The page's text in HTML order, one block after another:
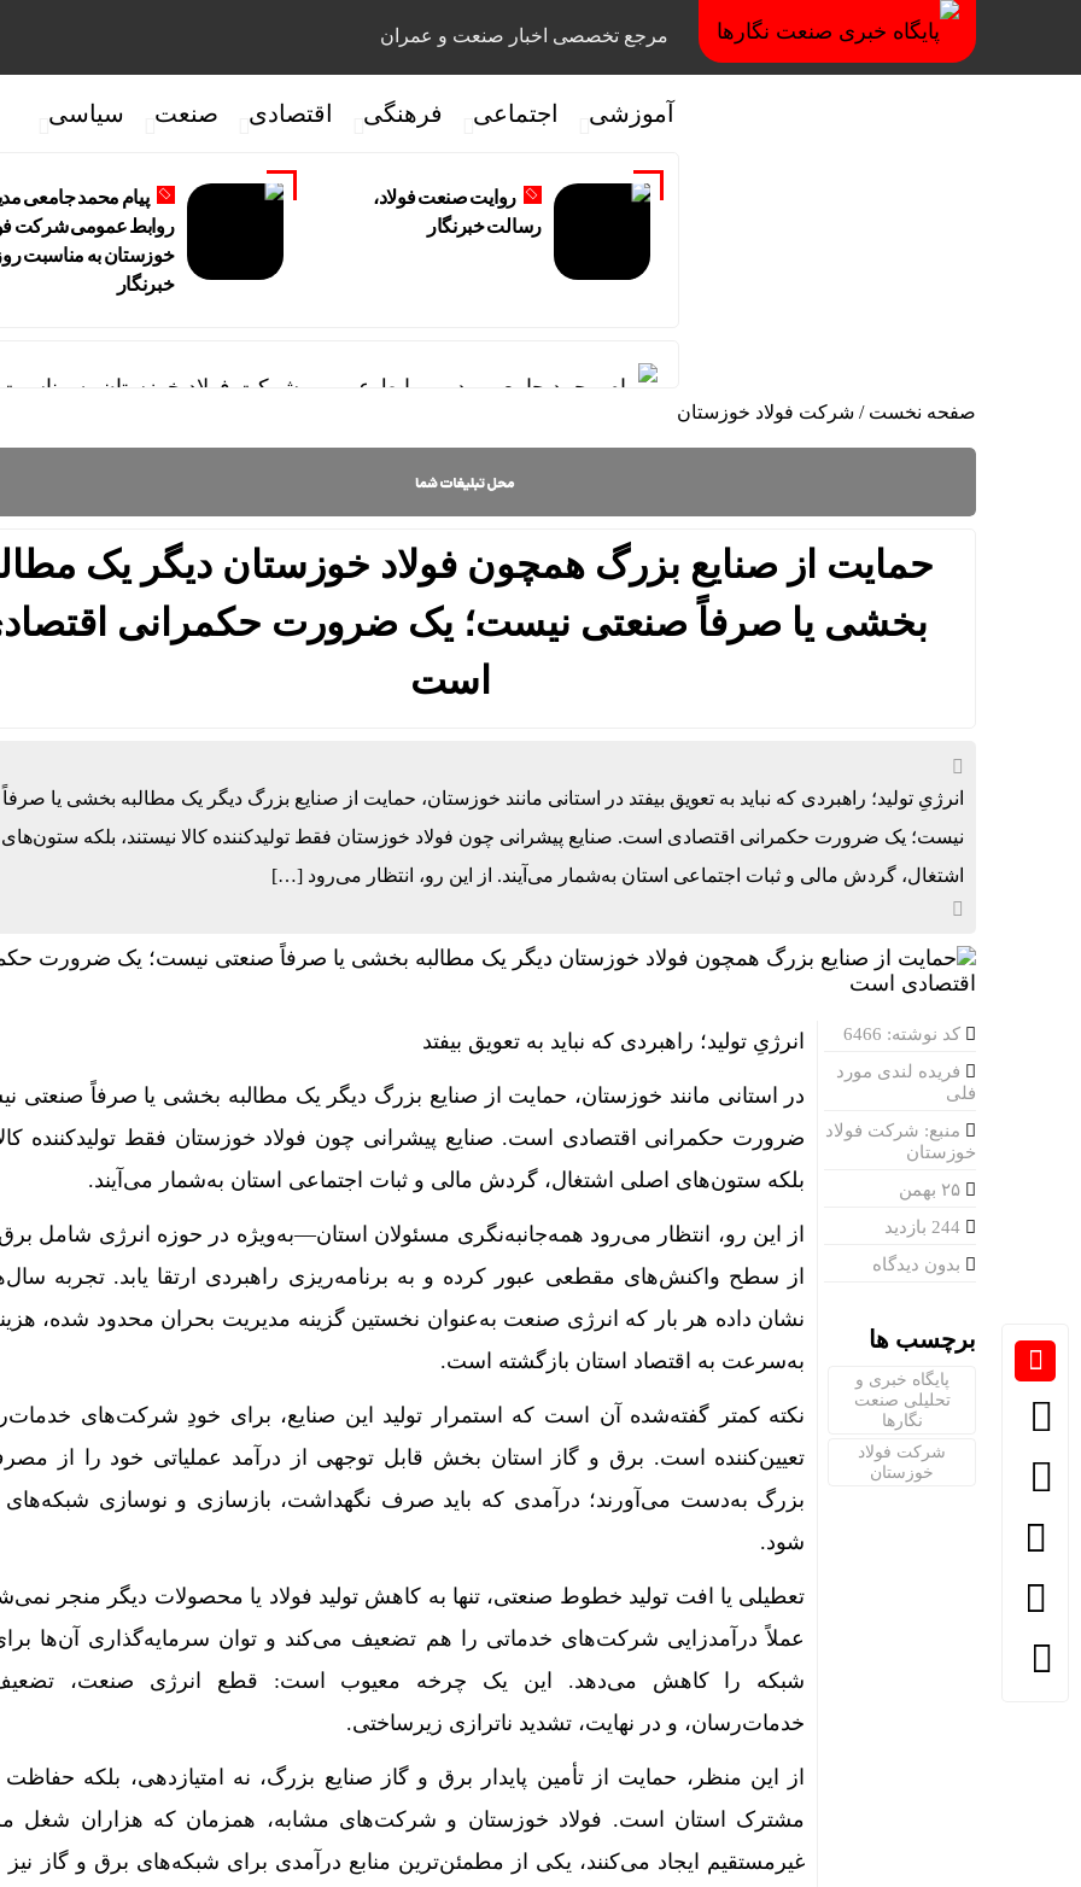
مرجع تخصصی اخبار صنعت و عمران
آموزشی اجتماعی فرهنگی اقتصادی صنعت سیاسی
روایت صنعت فولاد،‌
رسالت خبرنگار
پیام محمد جامعی
روابط عمومی شرکت
خوزستان به مناسبت
خبرنگار
پیام محمد جامعی مدیر روابط عمومی شرکت فولاد خوزستان به مناسبت
قائم مقام مدیرعامل در امور اداری و مالی فولاد خوزستان از موکب
تاب آوری، وجه تمایز تازه پتروشیمی مارون
مارون؛ وقتی مدیریت، از پشت میز عبور می‌کند و به خط تولید می‌رسد
علی صفی خانی سرپرست مدیریت عملیات نفت و گاز مارون شد
صفحه نخست / شرکت فولاد خوزستان
حمایت از صنایع بزرگ همچون فولاد خوزستان دیگر یک
بخشی یا صرفاً صنعتی نیست؛ یک ضرورت حکمرانی
است
انرژیِ تولید؛ راهبردی که نباید به تعویق بیفتد در استانی مانند خوزستان، حمایت از صنایع بزرگ دیگر یک مطالبه بخشی یا
نیست؛ یک ضرورت حکمرانی اقتصادی است. صنایع پیشرانی چون فولاد خوزستان فقط تولیدکننده کالا نیستند، بلکه
اشتغال، گردش مالی و ثبات اجتماعی استان به‌شمار می‌آیند. از این رو، انتظار می‌رود […]
کد نوشته: 6466
فریده لندی مورد
فلی
منبع: شرکت فولاد
خوزستان
بدون دیدگاه
برچسب ها
پایگاه خبری و
تحلیلی صنعت
نگارها
شرکت فولاد
خوزستان
انرژیِ تولید؛ راهبردی که نباید به تعویق بیفتد
در استانی مانند خوزستان، حمایت از صنایع بزرگ دیگر یک مطالبه بخشی یا صرفاً صنعتی
ضرورت حکمرانی اقتصادی است. صنایع پیشرانی چون فولاد خوزستان فقط تولیدکننده کالا
بلکه ستون‌های اصلی اشتغال، گردش مالی و ثبات اجتماعی استان به‌شمار می‌آیند.
از این رو، انتظار می‌رود همه‌جانبه‌نگری مسئولان استان—به‌ویژه در حوزه انرژی شامل
از سطح واکنش‌های مقطعی عبور کرده و به برنامه‌ریزی راهبردی ارتقا یابد. تجربه
نشان داده هر بار که انرژی صنعت به‌عنوان نخستین گزینه مدیریت بحران محدود شده،
به‌سرعت به اقتصاد استان بازگشته است.
نکته کمتر گفته‌شده آن است که استمرار تولید این صنایع، برای خودِ شرکت‌های
تعیین‌کننده است. برق و گاز استان بخش قابل توجهی از درآمد عملیاتی خود را از
بزرگ به‌دست می‌آورند؛ درآمدی که باید صرف نگهداشت، بازسازی و نوسازی
شود.
تعطیلی یا افت تولید خطوط صنعتی، تنها به کاهش تولید فولاد یا محصولات دیگر منجر
عملاً درآمدزایی شرکت‌های خدماتی را هم تضعیف می‌کند و توان سرمایه‌گذاری آن‌ها
شبکه را کاهش می‌دهد. این یک چرخه معیوب است: قطع انرژی صنعت،
خدمات‌رسان، و در نهایت، تشدید ناترازی زیرساختی.
از این منظر، حمایت از تأمین پایدار برق و گاز صنایع بزرگ، نه امتیازدهی، بلکه حفاظت
مشترک استان است. فولاد خوزستان و شرکت‌های مشابه، همزمان که هزاران شغل
غیرمستقیم ایجاد می‌کنند، یکی از مطمئن‌ترین منابع درآمدی برای شبکه‌های برق و گاز